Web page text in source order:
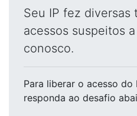
Seu IP fez diversas
acessos suspeitos
conosco.
Para liberar o acesso do
responda ao desafio